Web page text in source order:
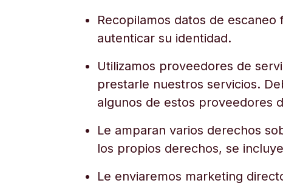
Recopilamos datos de
autenticar su identidad.
Utilizamos proveedores de
prestarle nuestros servicios.
algunos de estos proveedores
Le amparan varios derechos
los propios derechos, se
Le enviaremos marketing